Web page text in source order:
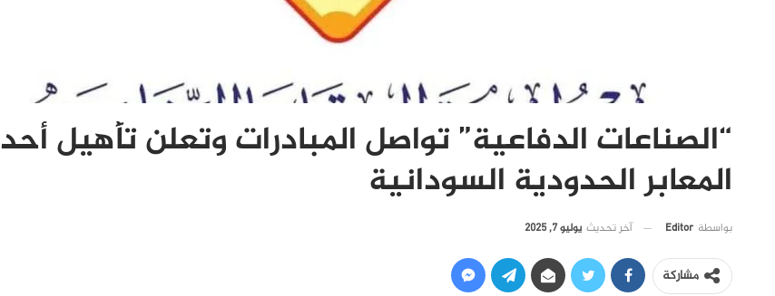
“الصناعات الدفاعية” تواصل المبادرات وتعلن تأهيل أحد
المعابر الحدودية السودانية
بواسطة Editor آخر تحديث يوليو 7, 2025
مشاركة